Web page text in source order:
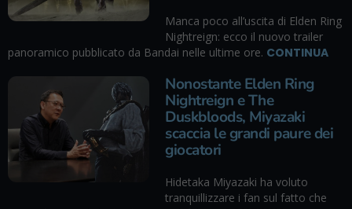
Manca poco all’uscita di Elden Ring
Nightreign: ecco il nuovo trailer
panoramico pubblicato da Bandai nelle ultime ore. CONTINUA
Nonostante Elden Ring
Nightreign e The
Duskbloods, Miyazaki
scaccia le grandi paure dei
giocatori
Hidetaka Miyazaki ha voluto
tranquillizzare i fan sul fatto che